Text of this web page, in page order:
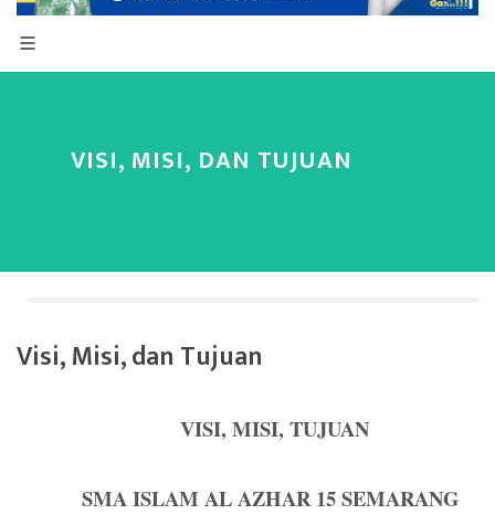
VISI, MISI, DAN TUJUAN
Visi, Misi, dan Tujuan
VISI, MISI, TUJUAN
SMAISLAM AL AZHAR15 SEMARANG